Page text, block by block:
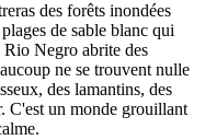
des forêts inondées
de sable blanc qui
Rio Negro abrite des
ne se trouvent nulle
des lamantins, des
C'est un monde grouillant